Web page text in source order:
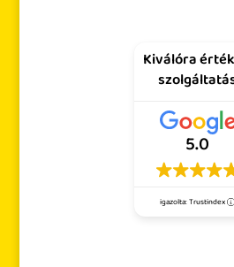
Kiválóra
5.0
igazolta: Trustindex